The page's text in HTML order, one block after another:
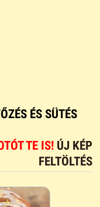
ÉS SÜTÉS
TE IS! ÚJ KÉP
FELTÖLTÉS